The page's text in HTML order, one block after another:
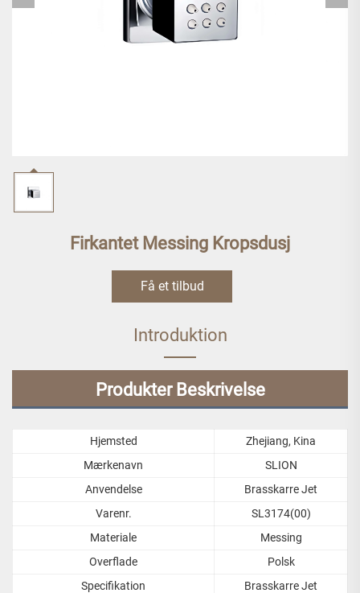
Firkantet Messing Kropsdusj
Få et tilbud
Introduktion
Produkter Beskrivelse
Hjemsted
Zhejiang, Kina
Mærkenavn
SLION
Anvendelse
Brasskarre Jet
Varenr.
SL3174(00)
Materiale
Messing
Overflade
Polsk
Specifikation
Brasskarre Jet